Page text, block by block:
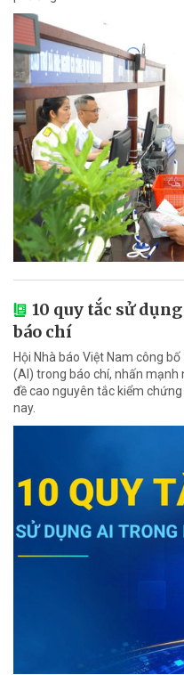
10 quy tắc sử
báo chí
Hội Nhà báo Việt Nam công
(AI) trong báo chí, nhấn mạnh
đề cao nguyên tắc kiểm
nay.